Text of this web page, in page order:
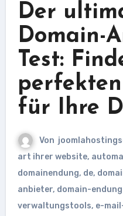
Der
Domain-
Test:
für Ihre
Von
art ihrer website,
domainendung, de,
anbieter, domain-
verwaltungstools, e-